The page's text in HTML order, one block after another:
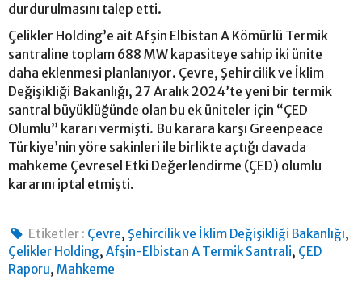
durdurulmasını talep etti.
Çelikler Holding’e ait Afşin Elbistan A Kömürlü Termik
santraline toplam 688 MW kapasiteye sahip iki ünite
daha eklenmesi planlanıyor. Çevre, Şehircilik ve İklim
Değişikliği Bakanlığı, 27 Aralık 2024’te yeni bir termik
santral büyüklüğünde olan bu ek üniteler için “ÇED
Olumlu” kararı vermişti. Bu karara karşı Greenpeace
Türkiye’nin yöre sakinleri ile birlikte açtığı davada
mahkeme Çevresel Etki Değerlendirme (ÇED) olumlu
kararını iptal etmişti.
Etiketler : Çevre, Şehircilik ve İklim Değişikliği Bakanlığı,
Çelikler Holding, Afşin-Elbistan A Termik Santrali, ÇED
Raporu, Mahkeme